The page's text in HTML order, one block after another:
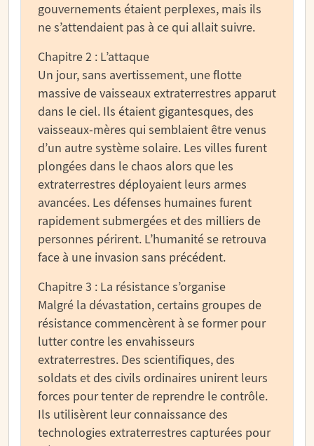
gouvernements étaient perplexes, mais ils
ne s’attendaient pas à ce qui allait suivre.
Chapitre 2 : L’attaque
Un jour, sans avertissement, une flotte
massive de vaisseaux extraterrestres apparut
dans le ciel. Ils étaient gigantesques, des
vaisseaux-mères qui semblaient être venus
d’un autre système solaire. Les villes furent
plongées dans le chaos alors que les
extraterrestres déployaient leurs armes
avancées. Les défenses humaines furent
rapidement submergées et des milliers de
personnes périrent. L’humanité se retrouva
face à une invasion sans précédent.
Chapitre 3 : La résistance s’organise
Malgré la dévastation, certains groupes de
résistance commencèrent à se former pour
lutter contre les envahisseurs
extraterrestres. Des scientifiques, des
soldats et des civils ordinaires unirent leurs
forces pour tenter de reprendre le contrôle.
Ils utilisèrent leur connaissance des
technologies extraterrestres capturées pour